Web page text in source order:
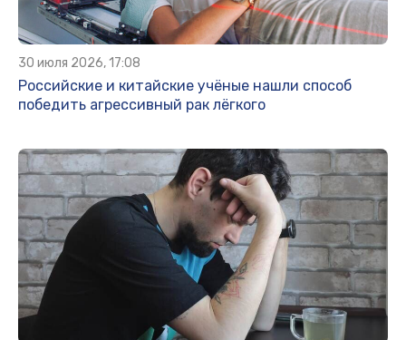
30 июля 2026, 17:08
Российские и китайские учёные нашли способ
победить агрессивный рак лёгкого